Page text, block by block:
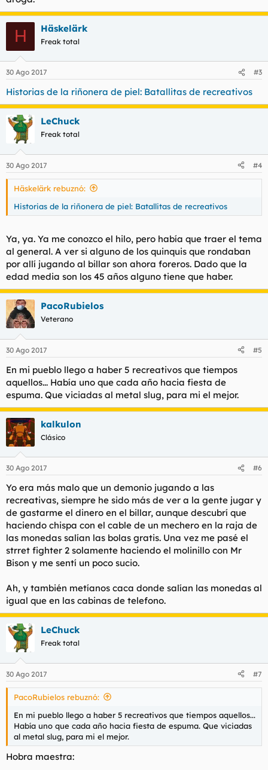
H Häskelärk
Freak total
30 Ago 2017 #3
Historias de la riñonera de piel: Batallitas de recreativos
LeChuck
Freak total
30 Ago 2017 #4
Häskelärk rebuznó:
Historias de la riñonera de piel: Batallitas de recreativos
Ya, ya. Ya me conozco el hilo, pero había que traer el tema
al general. A ver si alguno de los quinquis que rondaban
por allí jugando al billar son ahora foreros. Dado que la
edad media son los 45 años alguno tiene que haber.
PacoRubielos
Veterano
30 Ago 2017 #5
En mi pueblo llego a haber 5 recreativos que tiempos
aquellos... Había uno que cada año hacia fiesta de
espuma. Que viciadas al metal slug, para mi el mejor.
kalkulon
Clásico
30 Ago 2017 #6
Yo era más malo que un demonio jugando a las
recreativas, siempre he sido más de ver a la gente jugar y
de gastarme el dinero en el billar, aunque descubrí que
haciendo chispa con el cable de un mechero en la raja de
las monedas salían las bolas gratis. Una vez me pasé el
strret fighter 2 solamente haciendo el molinillo con Mr
Bison y me sentí un poco sucio.
Ah, y también metíanos caca donde salían las monedas al
igual que en las cabinas de telefono.
LeChuck
Freak total
30 Ago 2017 #7
PacoRubielos rebuznó:
En mi pueblo llego a haber 5 recreativos que tiempos aquellos...
Había uno que cada año hacia fiesta de espuma. Que viciadas
al metal slug, para mi el mejor.
Hobra maestra: